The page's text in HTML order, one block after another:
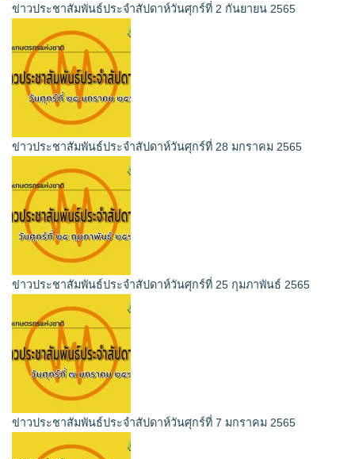
ข่าวประชาสัมพันธ์ประจำสัปดาห์วันศุกร์ที่ 2 กันยายน 2565
ข่าวประชาสัมพันธ์ประจำสัปดาห์วันศุกร์ที่ 28 มกราคม 2565
ข่าวประชาสัมพันธ์ประจำสัปดาห์วันศุกร์ที่ 25 กุมภาพันธ์ 2565
ข่าวประชาสัมพันธ์ประจำสัปดาห์วันศุกร์ที่ 7 มกราคม 2565